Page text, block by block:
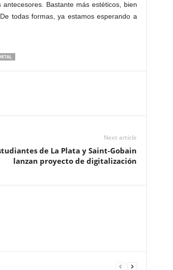
Bastante más estéticos, bien
todas formas, ya estamos esperando a
Next article
de La Plata y Saint-Gobain
lanzan proyecto de digitalización